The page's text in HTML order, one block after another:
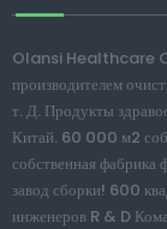
Olansi Healthcare
производителем
т. Д. Продукты
Китай. 60 000 м2
собственная фабрика
завод сборки! 600
инженеров R & D